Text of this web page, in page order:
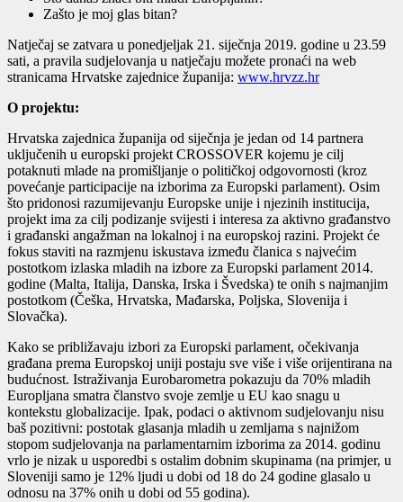
Zašto je moj glas bitan?
Natječaj se zatvara u ponedjeljak 21. siječnja 2019. godine u 23.59
sati, a pravila sudjelovanja u natječaju možete pronaći na web
stranicama Hrvatske zajednice županija: www.hrvzz.hr
O projektu:
Hrvatska zajednica županija od siječnja je jedan od 14 partnera
uključenih u europski projekt CROSSOVER kojemu je cilj
potaknuti mlade na promišljanje o političkoj odgovornosti (kroz
povećanje participacije na izborima za Europski parlament). Osim
što pridonosi razumijevanju Europske unije i njezinih institucija,
projekt ima za cilj podizanje svijesti i interesa za aktivno građanstvo
i građanski angažman na lokalnoj i na europskoj razini. Projekt će
fokus staviti na razmjenu iskustava između članica s najvećim
postotkom izlaska mladih na izbore za Europski parlament 2014.
godine (Malta, Italija, Danska, Irska i Švedska) te onih s najmanjim
postotkom (Češka, Hrvatska, Mađarska, Poljska, Slovenija i
Slovačka).
Kako se približavaju izbori za Europski parlament, očekivanja
građana prema Europskoj uniji postaju sve više i više orijentirana na
budućnost. Istraživanja Eurobarometra pokazuju da 70% mladih
Europljana smatra članstvo svoje zemlje u EU kao snagu u
kontekstu globalizacije. Ipak, podaci o aktivnom sudjelovanju nisu
baš pozitivni: postotak glasanja mladih u zemljama s najnižom
stopom sudjelovanja na parlamentarnim izborima za 2014. godinu
vrlo je nizak u usporedbi s ostalim dobnim skupinama (na primjer, u
Sloveniji samo je 12% ljudi u dobi od 18 do 24 godine glasalo u
odnosu na 37% onih u dobi od 55 godina).